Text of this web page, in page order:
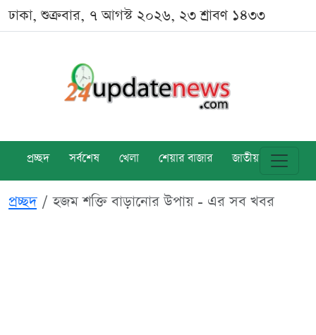
ঢাকা, শুক্রবার, ৭ আগস্ট ২০২৬, ২৩ শ্রাবণ ১৪৩৩
প্রচ্ছদ সর্বশেষ খেলা শেয়ার বাজার জাতীয় বিশ্ব
প্রচ্ছদ হজম শক্তি বাড়ানোর উপায় - এর সব খবর